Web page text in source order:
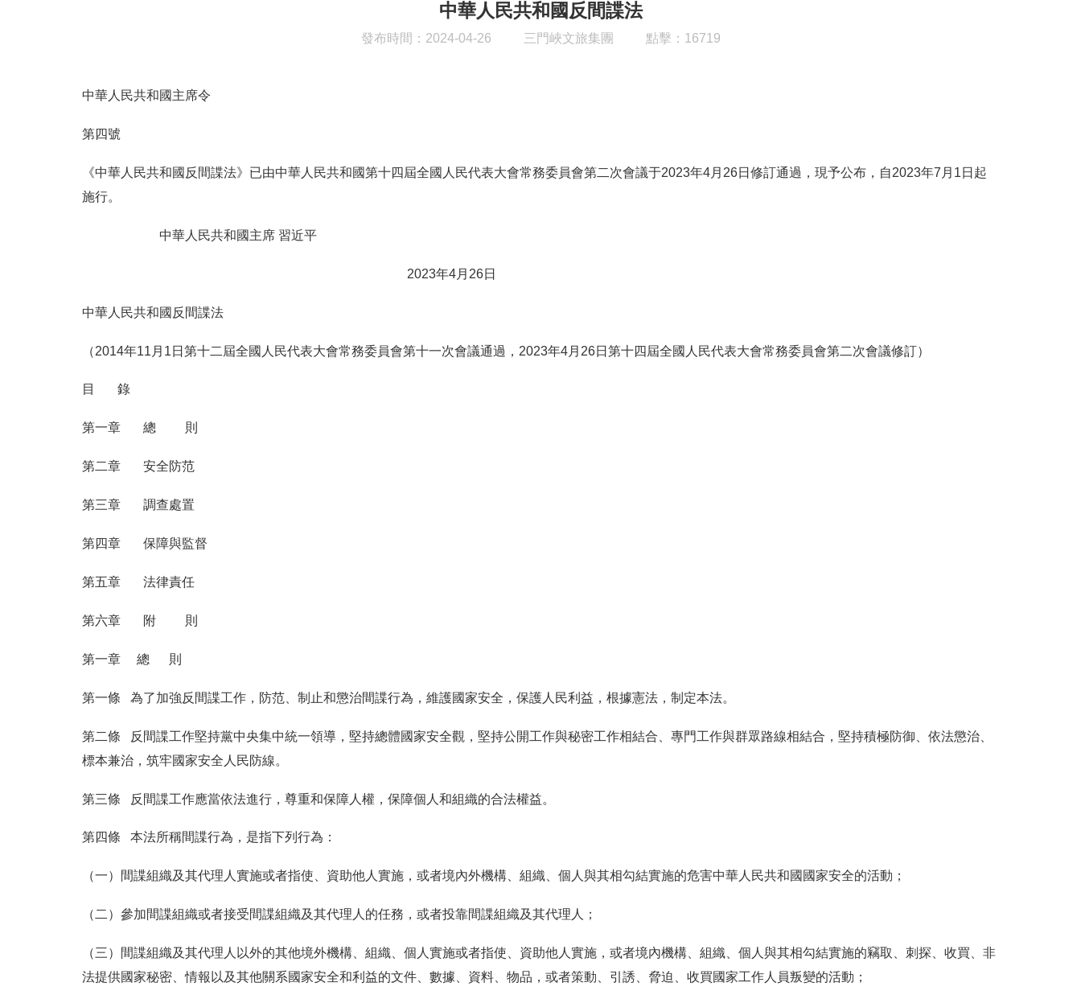
中華人民共和國反間諜法
發布時間：2024-04-26 三門峽文旅集團 點擊：16719
中華人民共和國主席令
第四號
《中華人民共和國反間諜法》已由中華人民共和國第十四屆全國人民代表大會常務委員會第二次會議于2023年4月26日修訂通過，現予公布，自2023年7月1日起
施行。
中華人民共和國主席 習近平
2023年4月26日
中華人民共和國反間諜法
（2014年11月1日第十二屆全國人民代表大會常務委員會第十一次會議通過，2023年4月26日第十四屆全國人民代表大會常務委員會第二次會議修訂）
目 錄
第一章 總 則
第二章 安全防范
第三章 調查處置
第四章 保障與監督
第五章 法律責任
第六章 附 則
第一章 總 則
第一條 為了加強反間諜工作，防范、制止和懲治間諜行為，維護國家安全，保護人民利益，根據憲法，制定本法。
第二條 反間諜工作堅持黨中央集中統一領導，堅持總體國家安全觀，堅持公開工作與秘密工作相結合、專門工作與群眾路線相結合，堅持積極防御、依法懲治、
標本兼治，筑牢國家安全人民防線。
第三條 反間諜工作應當依法進行，尊重和保障人權，保障個人和組織的合法權益。
第四條 本法所稱間諜行為，是指下列行為：
（一）間諜組織及其代理人實施或者指使、資助他人實施，或者境內外機構、組織、個人與其相勾結實施的危害中華人民共和國國家安全的活動；
（二）參加間諜組織或者接受間諜組織及其代理人的任務，或者投靠間諜組織及其代理人；
（三）間諜組織及其代理人以外的其他境外機構、組織、個人實施或者指使、資助他人實施，或者境內機構、組織、個人與其相勾結實施的竊取、刺探、收買、非
法提供國家秘密、情報以及其他關系國家安全和利益的文件、數據、資料、物品，或者策動、引誘、脅迫、收買國家工作人員叛變的活動；